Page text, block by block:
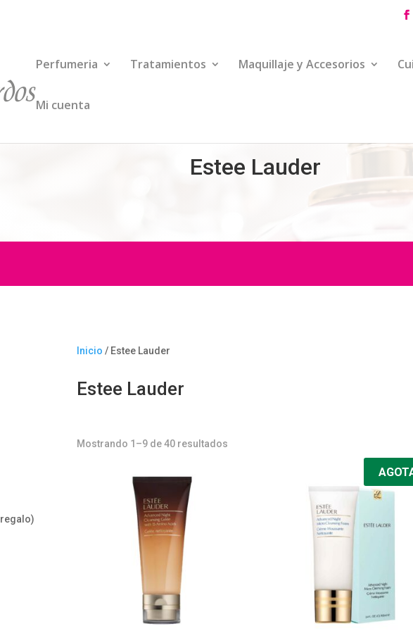
Perfumeria Tratamientos Maquillaje y Accesorios
Mi cuenta
Estee Lauder
Inicio / Estee Lauder
Estee Lauder
Mostrando 1–9 de 40 resultados